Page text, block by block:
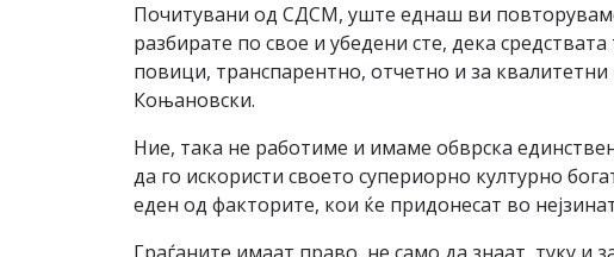
Почитувани од СДСМ, уште еднаш ви
разбирате по свое и убедени сте, дека
повици, транспарентно, отчетно и за
Коњановски.
Ние, така не работиме и имаме обврска
да го искористи своето супериорно културно
еден од факторите, кои ќе придонесат во